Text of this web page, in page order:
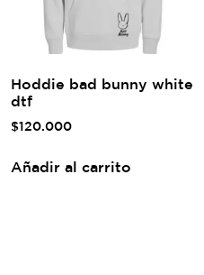
Hoddie bad bunny white
dtf
$120.000
Añadir al carrito